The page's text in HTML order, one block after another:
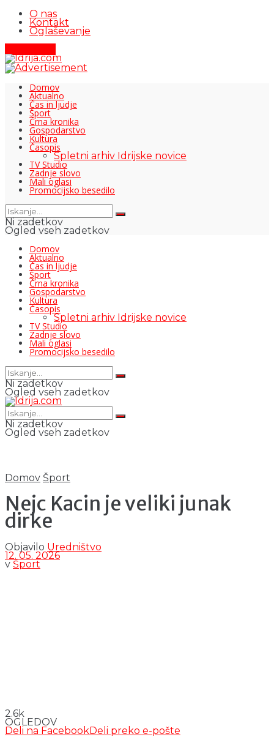
O nas
Kontakt
Oglaševanje
Domov
Aktualno
Čas in ljudje
Šport
Črna kronika
Gospodarstvo
Kultura
Časopis
Spletni arhiv Idrijske novice
TV Studio
Zadnje slovo
Mali oglasi
Promocijsko besedilo
Ni zadetkov
Ogled vseh zadetkov
Domov
Aktualno
Čas in ljudje
Šport
Črna kronika
Gospodarstvo
Kultura
Časopis
Spletni arhiv Idrijske novice
TV Studio
Zadnje slovo
Mali oglasi
Promocijsko besedilo
Ni zadetkov
Ogled vseh zadetkov
Ni zadetkov
Ogled vseh zadetkov
Domov Šport
Nejc Kacin je veliki junak
dirke
Objavilo Uredništvo
12. 05. 2026
v Šport
2.6k
OGLEDOV
Deli na FacebookDeli preko e-pošte